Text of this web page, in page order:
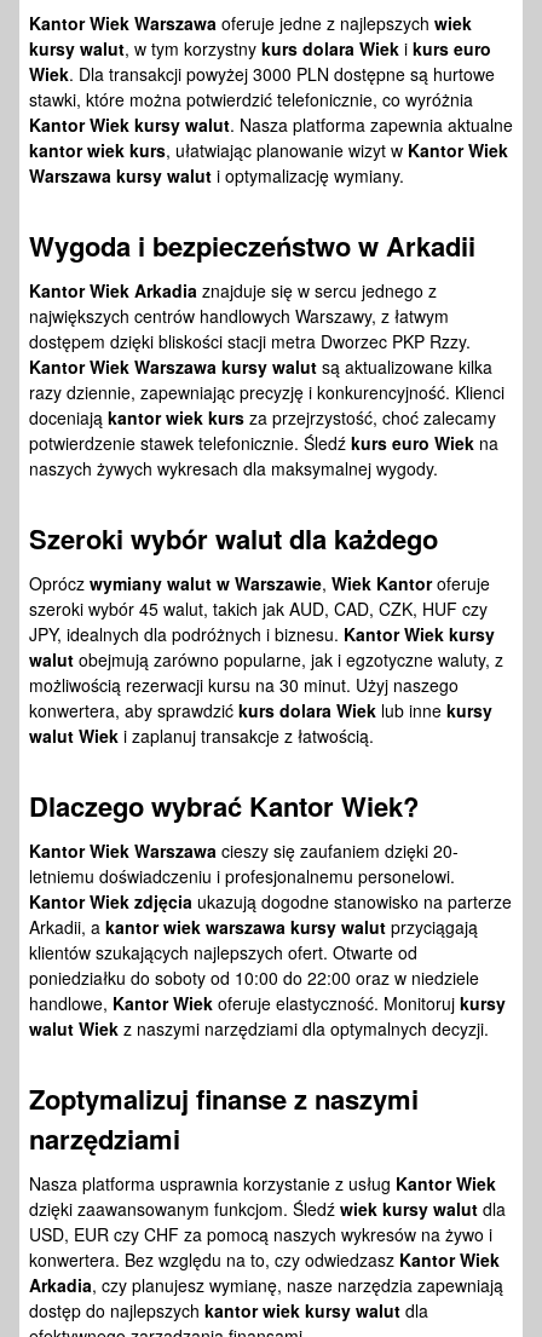
Kantor Wiek Warszawa oferuje jedne z najlepszych wiek
kursy walut, w tym korzystny kurs dolara Wiek i kurs euro
Wiek. Dla transakcji powyżej 3000 PLN dostępne są hurtowe
stawki, które można potwierdzić telefonicznie, co wyróżnia
Kantor Wiek kursy walut. Nasza platforma zapewnia aktualne
kantor wiek kurs, ułatwiając planowanie wizyt w Kantor Wiek
Warszawa kursy walut i optymalizację wymiany.
Wygoda i bezpieczeństwo w Arkadii
Kantor Wiek Arkadia znajduje się w sercu jednego z
największych centrów handlowych Warszawy, z łatwym
dostępem dzięki bliskości stacji metra Dworzec PKP Rzzy.
Kantor Wiek Warszawa kursy walut są aktualizowane kilka
razy dziennie, zapewniając precyzję i konkurencyjność. Klienci
doceniają kantor wiek kurs za przejrzystość, choć zalecamy
potwierdzenie stawek telefonicznie. Śledź kurs euro Wiek na
naszych żywych wykresach dla maksymalnej wygody.
Szeroki wybór walut dla każdego
Oprócz wymiany walut w Warszawie, Wiek Kantoroferuje
szeroki wybór 45 walut, takich jak AUD, CAD, CZK, HUF czy
JPY, idealnych dla podróżnych i biznesu. Kantor Wiek kursy
walut obejmują zarówno popularne, jak i egzotyczne waluty, z
możliwością rezerwacji kursu na 30 minut. Użyj naszego
konwertera, aby sprawdzić kurs dolara Wiek lub inne kursy
walut Wiek i zaplanuj transakcje z łatwością.
Dlaczego wybrać Kantor Wiek?
Kantor Wiek Warszawa cieszy się zaufaniem dzięki 20-
letniemu doświadczeniu i profesjonalnemu personelowi.
Kantor Wiek zdjęcia ukazują dogodne stanowisko na parterze
Arkadii, a kantor wiek warszawa kursy walut przyciągają
klientów szukających najlepszych ofert. Otwarte od
poniedziałku do soboty od 10:00 do 22:00 oraz w niedziele
handlowe, Kantor Wiek oferuje elastyczność. Monitoruj kursy
walut Wiek z naszymi narzędziami dla optymalnych decyzji.
Zoptymalizuj finanse z naszymi
narzędziami
Nasza platforma usprawnia korzystanie z usług Kantor Wiek
dzięki zaawansowanym funkcjom. Śledź wiek kursy walut dla
USD, EUR czy CHF za pomocą naszych wykresów na żywo i
konwertera. Bez względu na to, czy odwiedzasz Kantor Wiek
Arkadia, czy planujesz wymianę, nasze narzędzia zapewniają
dostęp do najlepszych kantor wiek kursy walut dla